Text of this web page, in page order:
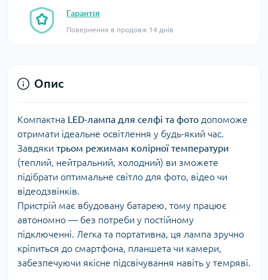
Гарантія
Повернення в продовж 14 днів
Опис
Компактна LED-лампа для селфі та фото допоможе
отримати ідеальне освітлення у будь-який час.
Завдяки трьом режимам колірної температури
(теплий, нейтральний, холодний) ви зможете
підібрати оптимальне світло для фото, відео чи
відеодзвінків.
Пристрій має вбудовану батарею, тому працює
автономно — без потреби у постійному
підключенні. Легка та портативна, ця лампа зручно
кріпиться до смартфона, планшета чи камери,
забезпечуючи якісне підсвічування навіть у темряві.